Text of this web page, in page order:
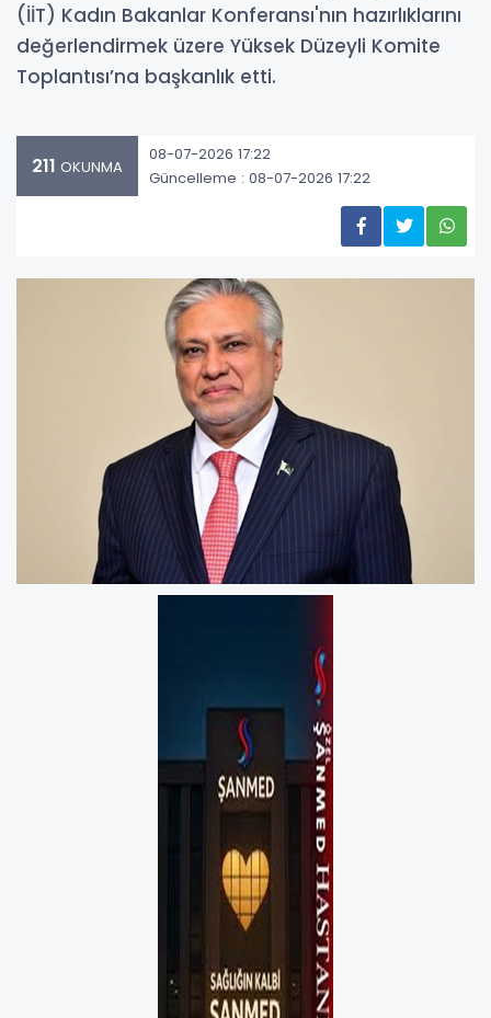
(İİT) Kadın Bakanlar Konferansı'nın hazırlıklarını
değerlendirmek üzere Yüksek Düzeyli Komite
Toplantısı’na başkanlık etti.
211 OKUNMA
08-07-2026 17:22
Güncelleme : 08-07-2026 17:22